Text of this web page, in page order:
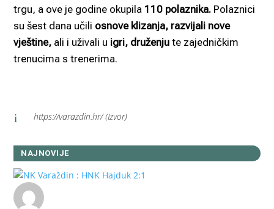
trgu, a ove je godine okupila 110 polaznika. Polaznici
su šest dana učili osnove klizanja, razvijali nove
vještine, ali i uživali u igri, druženju te zajedničkim
trenucima s trenerima.
i https://varazdin.hr/ (Izvor)
NAJNOVIJE